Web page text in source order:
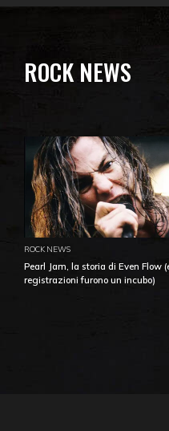
ROCK NEWS
ROCK NEWS
Pearl Jam, la storia di Even Flow
registrazioni furono un incubo)